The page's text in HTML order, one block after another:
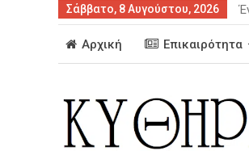
Σάββατο, 8 Αυγούστου, 2026
Αρχική Επικαιρότητα